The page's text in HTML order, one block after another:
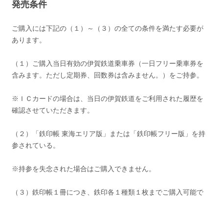
発売条件
ご購入には下記の（１）～（３）の全ての条件を満たす必要が
あります。
（１）ご購入当日有効の伊賀鉄道乗車券（一日フリー乗車券を
含みます。ただし定期券、回数券は含みません。）をご持参。
※ＩＣカードの場合は、当日の伊賀鉄道をご利用された履歴を
確認させていただきます。
（２）「鉄印帳 東海エリア版」または「鉄印帳フリー版」を持
参されている。
※持参を失念された場合はご購入できません。
（３）鉄印帳１冊につき、鉄印各１種類１枚までご購入可能で